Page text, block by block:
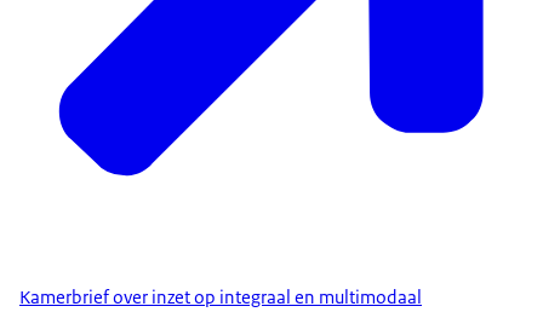
Kamerbrief over inzet op integraal en multimodaal